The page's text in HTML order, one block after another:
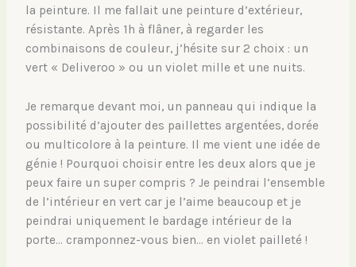
la peinture. Il me fallait une peinture d’extérieur,
résistante. Après 1h à flâner, à regarder les
combinaisons de couleur, j’hésite sur 2 choix : un
vert « Deliveroo » ou un violet mille et une nuits.
Je remarque devant moi, un panneau qui indique la
possibilité d’ajouter des paillettes argentées, dorée
ou multicolore à la peinture. Il me vient une idée de
génie ! Pourquoi choisir entre les deux alors que je
peux faire un super compris ? Je peindrai l’ensemble
de l’intérieur en vert car je l’aime beaucoup et je
peindrai uniquement le bardage intérieur de la
porte… cramponnez-vous bien… en violet pailleté !